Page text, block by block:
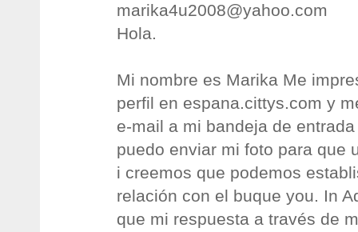
marika4u2008@yahoo.com
Hola.
Mi nombre es Marika Me
perfil en espana.cittys.com y
e-mail a mi bandeja de
puedo enviar mi foto para que
i creemos que podemos
relación con el buque you. In
que mi respuesta a través de